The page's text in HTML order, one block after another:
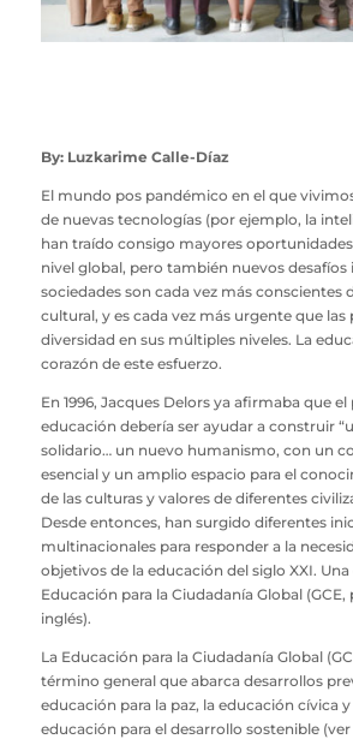
By: Luzkarime Calle-Díaz
El mundo pos pandémico en el que
de nuevas tecnologías (por ejemplo, la
han traído consigo mayores
nivel global, pero también nuevos desafíos
sociedades son cada vez más conscientes
cultural, y es cada vez más urgente que las
diversidad en sus múltiples niveles. La
corazón de este esfuerzo.
En 1996, Jacques Delors ya afirmaba que el
educación debería ser ayudar a construir
solidario… un nuevo humanismo, con un
esencial y un amplio espacio para el
de las culturas y valores de diferentes
Desde entonces, han surgido diferentes
multinacionales para responder a la
objetivos de la educación del siglo XXI. Una
Educación para la Ciudadanía Global (GCE,
inglés).
La Educación para la Ciudadanía Global
término general que abarca desarrollos
educación para la paz, la educación cívica
educación para el desarrollo sostenible (ver